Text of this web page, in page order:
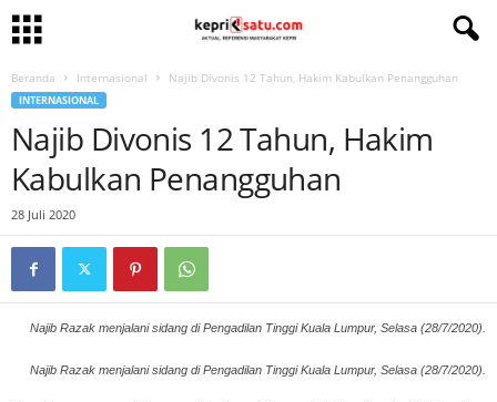
Beranda Internasional Najib Divonis 12 Tahun, Hakim Kabulkan Penangguhan
INTERNASIONAL
Najib Divonis 12 Tahun, Hakim
Kabulkan Penangguhan
28 Juli 2020
Najib Razak menjalani sidang di Pengadilan Tinggi Kuala Lumpur, Selasa (28/7/2020).
Najib Razak menjalani sidang di Pengadilan Tinggi Kuala Lumpur, Selasa (28/7/2020).